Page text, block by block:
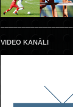
VIDEO KANĀLI